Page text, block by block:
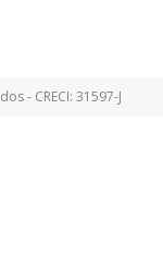
- CRECI: 31597-J